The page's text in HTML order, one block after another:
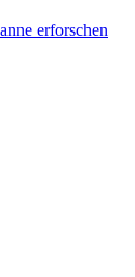
erforschen